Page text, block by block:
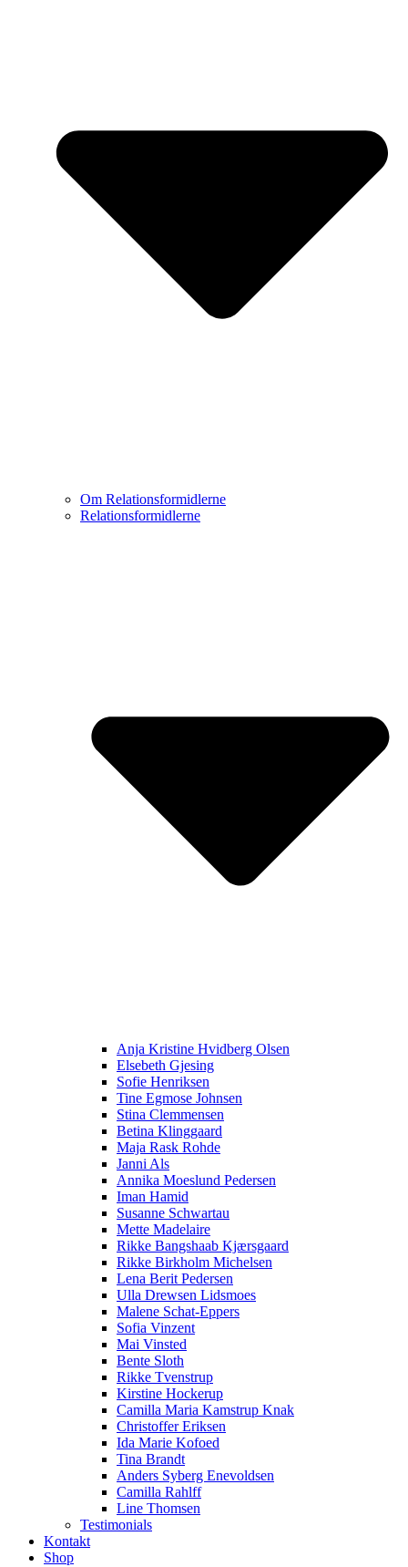
Om Relationsformidlerne
Relationsformidlerne
Anja Kristine Hvidberg Olsen
Elsebeth Gjesing
Sofie Henriksen
Tine Egmose Johnsen
Stina Clemmensen
Betina Klinggaard
Maja Rask Rohde
Janni Als
Annika Moeslund Pedersen
Iman Hamid
Susanne Schwartau
Mette Madelaire
Rikke Bangshaab Kjærsgaard
Rikke Birkholm Michelsen
Lena Berit Pedersen
Ulla Drewsen Lidsmoes
Malene Schat-Eppers
Sofia Vinzent
Mai Vinsted
Bente Sloth
Rikke Tvenstrup
Kirstine Hockerup
Camilla Maria Kamstrup Knak
Christoffer Eriksen
Ida Marie Kofoed
Tina Brandt
Anders Syberg Enevoldsen
Camilla Rahlff
Line Thomsen
Testimonials
Kontakt
Shop